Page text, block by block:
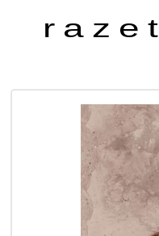
razet